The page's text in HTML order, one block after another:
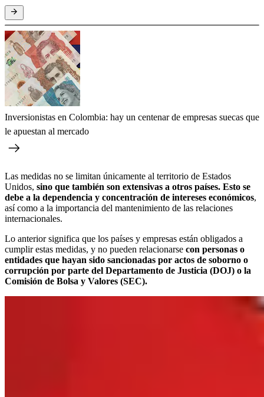
Inversionistas en Colombia: hay un centenar de empresas suecas que
le apuestan al mercado
Las medidas no se limitan únicamente al territorio de Estados
Unidos, sino que también son extensivas a otros países. Esto se
debe a la dependencia y concentración de intereses económicos,
así como a la importancia del mantenimiento de las relaciones
internacionales.
Lo anterior significa que los países y empresas están obligados a
cumplir estas medidas, y no pueden relacionarse con personas o
entidades que hayan sido sancionadas por actos de soborno o
corrupción por parte del Departamento de Justicia (DOJ) o la
Comisión de Bolsa y Valores (SEC).